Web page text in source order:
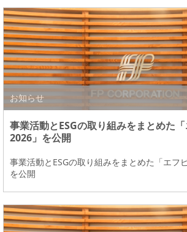
お知らせ
事業活動とESGの取り組みをまとめた
2026」を公開
事業活動とESGの取り組みをまとめた「エフ
を公開